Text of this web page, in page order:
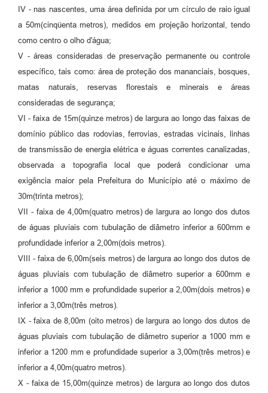
IV - nas nascentes, uma área definida por um círculo de raio igual
a 50m(cinqüenta metros), medidos em projeção horizontal, tendo
como centro o olho d'água;
V - áreas consideradas de preservação permanente ou controle
específico, tais como: área de proteção dos mananciais, bosques,
matas naturais, reservas florestais e minerais e áreas
consideradas de segurança;
VI - faixa de 15m(quinze metros) de largura ao longo das faixas de
domínio público das rodovias, ferrovias, estradas vicinais, linhas
de transmissão de energia elétrica e águas correntes canalizadas,
observada a topografia local que poderá condicionar uma
exigência maior pela Prefeitura do Município até o máximo de
30m(trinta metros);
VII - faixa de 4,00m(quatro metros) de largura ao longo dos dutos
de águas pluviais com tubulação de diâmetro inferior a 600mm e
profundidade inferior a 2,00m(dois metros).
VIII - faixa de 6,00m(seis metros) de largura ao longo dos dutos de
águas pluviais com tubulação de diâmetro superior a 600mm e
inferior a 1000 mm e profundidade superior a 2,00m(dois metros) e
inferior a 3,00m(três metros).
IX - faixa de 8,00m (oito metros) de largura ao longo dos dutos de
águas pluviais com tubulação de diâmetro superior a 1000 mm e
inferior a 1200 mm e profundidade superior a 3,00m(três metros) e
inferior a 4,00m(quatro metros).
X - faixa de 15,00m(quinze metros) de largura ao longo dos dutos